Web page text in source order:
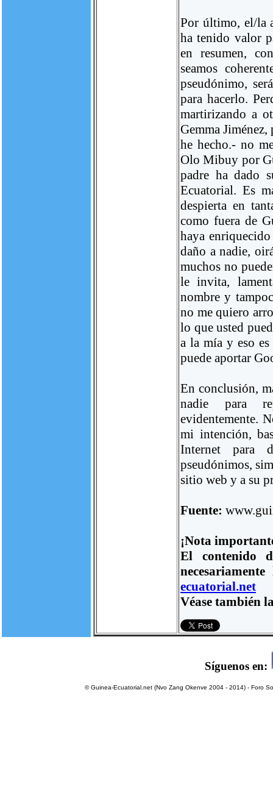
Por último, el/la
ha tenido valor
en resumen,
seamos
pseudónimo,
para hacerlo.
martirizando a
Gemma
he hecho.- no
Olo Mibuy por
padre ha dado
Ecuatorial. Es
despierta en
como fuera de
haya
daño a nadie,
muchos no
le invita,
nombre y
no me quiero
lo que usted
a la mía y eso
puede aportar
En conclusión,
nadie para
evidentemente.
mi intención,
Internet para
pseudónimos,
sitio web y a su
Fuente:
¡Nota
El contenido
ecuatorial.net
Véase también
Síguenos en:
© Guinea-Ecuatorial.net (Nvo Zang Okenve 2004 - 2014) - Foro